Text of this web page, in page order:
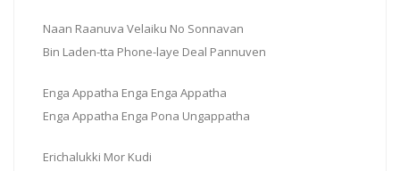
Naan Raanuva Velaiku No Sonnavan
Bin Laden-tta Phone-laye Deal Pannuven
Enga Appatha Enga Enga Appatha
Enga Appatha Enga Pona Ungappatha
Erichalukki Mor Kudi